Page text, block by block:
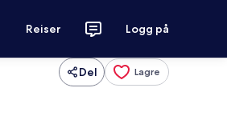
Reiser Logg på
Del Lagre